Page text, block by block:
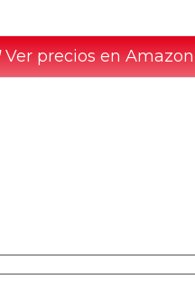
Ver precios en Amazon